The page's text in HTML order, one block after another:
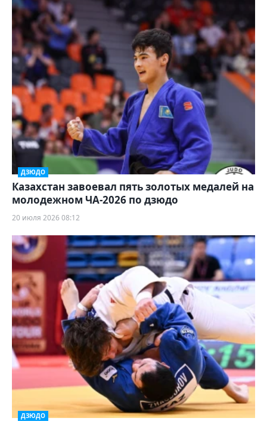
ДЗЮДО
Казахстан завоевал пять золотых медалей на
молодежном ЧА-2026 по дзюдо
20 июля 2026 08:12
ДЗЮДО